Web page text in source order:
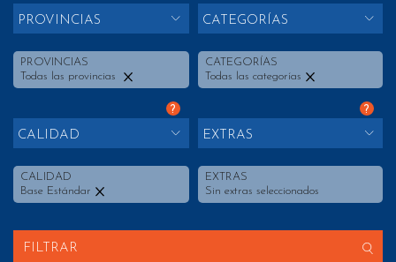
PROVINCIAS
PROVINCIAS
Todas las provincias
CATEGORÍAS
CATEGORÍAS
Todas las categorías
?
CALIDAD
CALIDAD
Base Estándar
?
EXTRAS
EXTRAS
Sin extras seleccionados
FILTRAR